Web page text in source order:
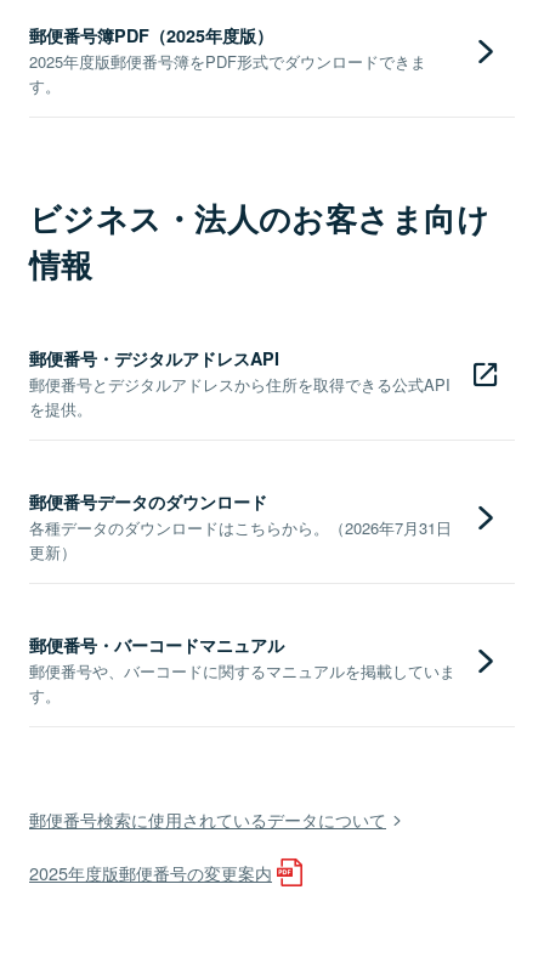
郵便番号簿PDF（2025年度版）
2025年度版郵便番号簿をPDF形式でダウンロードできま
す。
ビジネス・法人のお客さま向け
情報
郵便番号・デジタルアドレスAPI
郵便番号とデジタルアドレスから住所を取得できる公式API
を提供。
郵便番号データのダウンロード
各種データのダウンロードはこちらから。（2026年7月31日
更新）
郵便番号・バーコードマニュアル
郵便番号や、バーコードに関するマニュアルを掲載していま
す。
郵便番号検索に使用されているデータについて
2025年度版郵便番号の変更案内